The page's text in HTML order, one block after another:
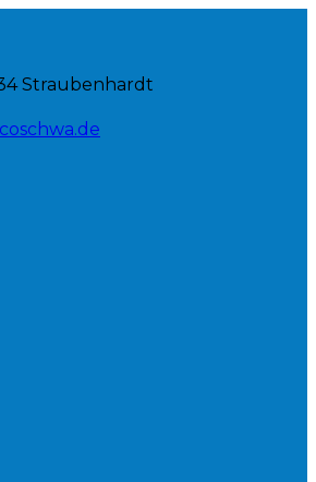
Straubenhardt